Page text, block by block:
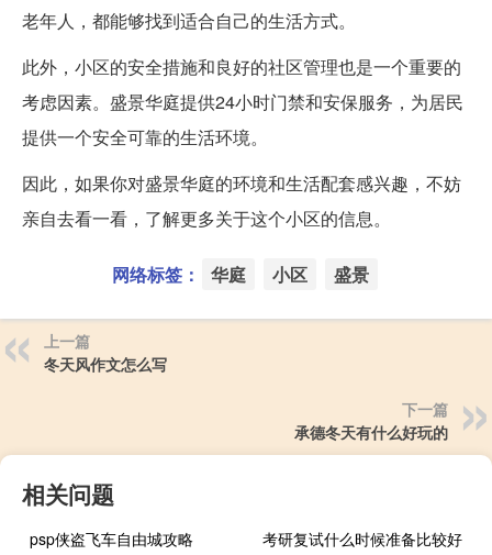
老年人，都能够找到适合自己的生活方式。
此外，小区的安全措施和良好的社区管理也是一个重要的
考虑因素。盛景华庭提供24小时门禁和安保服务，为居民
提供一个安全可靠的生活环境。
因此，如果你对盛景华庭的环境和生活配套感兴趣，不妨
亲自去看一看，了解更多关于这个小区的信息。
网络标签： 华庭 小区 盛景
上一篇
冬天风作文怎么写
下一篇
承德冬天有什么好玩的
相关问题
psp侠盗飞车自由城攻略
考研复试什么时候准备比较好